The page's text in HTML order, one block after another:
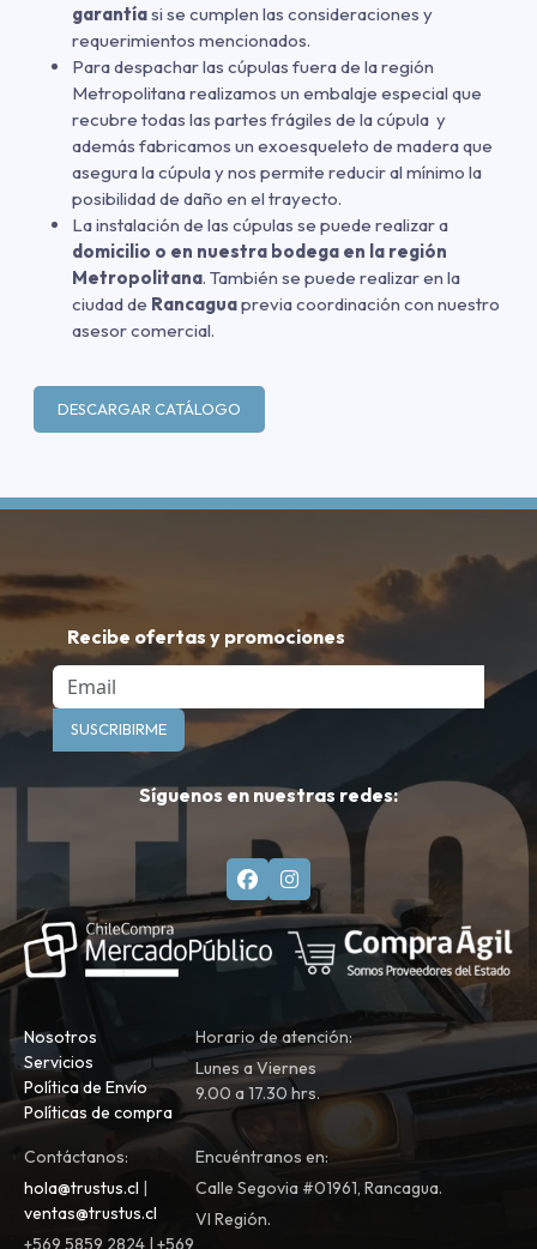
garantíasi se cumplen las consideraciones y
requerimientos mencionados.
Para despachar las cúpulas fuera de la región
Metropolitana realizamos un embalaje especial que
recubre todas las partes frágiles de la cúpula y
además fabricamos un exoesqueleto de madera que
asegura la cúpula y nos permite reducir al mínimo la
posibilidad de daño en el trayecto.
La instalación de las cúpulas se puede realizar a
domicilio o en nuestra bodega en la región
Metropolitana. También se puede realizar en la
ciudad de Rancaguaprevia coordinación con nuestro
asesor comercial.
DESCARGAR CATÁLOGO
Recibe ofertas y promociones
Email
SUSCRIBIRME
Síguenos en nuestras redes:
Nosotros
Servicios
Política de Envío
Políticas de compra
Horario de atención:
Lunes a Viernes
9.00 a 17.30 hrs.
Contáctanos:
hola@trustus.cl |
ventas@trustus.cl
+569 5859 2824 | +569
Encuéntranos en:
Calle Segovia #01961, Rancagua.
VI Región.